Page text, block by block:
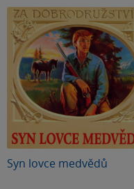
Syn lovce medvědů